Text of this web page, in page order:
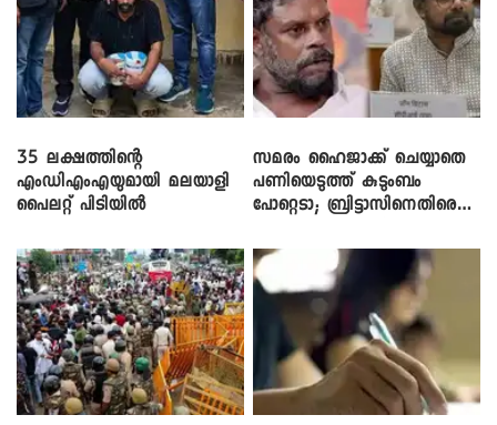
35 ലക്ഷത്തിന്റെ
എംഡിഎംഎയുമായി മലയാളി
പൈലറ്റ് പിടിയിൽ
സമരം ഹൈജാക്ക് ചെയ്യാതെ
പണിയെടുത്ത് കുടുംബം
പോറ്റെടാ; ബ്രിട്ടാസിനെതിരെ